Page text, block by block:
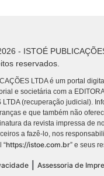
- ISTOÉ
reservados.
LTDA é um portal
e societária com a
LTDA (recuperação judicial).
e que também não
da revista impressa de
a fazê-lo, nos
“https://istoe.com.br” e seus
Assessoria de